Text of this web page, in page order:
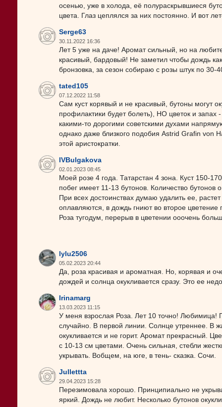
осенью, уже в холода, её полураскрывшиеся
цвета. Глаз цеплялся за них постоянно. И вот
Serge63
30.11.2022 16:36
Лет 5 уже на даче! Аромат сильный, но на
красивый, бардовый! Не заметил чтобы дождь
бронзовка, за сезон собираю с розы штук по 30-
tated105
07.12.2022 11:58
Сам куст корявый и не красивый, бутоны могут
профилактики будет болеть), НО цветок и
какими-то дорогими советскими духами
однако даже близкого подобия Astrid Grafin von
этой аристократки.
IVBulgakova
02.01.2023 08:45
Моей розе 4 года. Татарстан 4 зона. Куст 150-
побег имеет 11-13 бутонов. Количество
При всех достоинствах думаю удалить ее,
оплавляются, в дождь гниют во второе
Роза тугодум, перерыв в цветении ооочень
lylu2506
05.02.2023 20:44
Да, роза красивая и ароматная. Но, корявая и
дождей и солнца окукливается сразу. Это ее
Irinamarg
13.03.2023 11:15
У меня взрослая Роза. Лет 10 точно! Любимица!
случайно. В первой линии. Солнце утреннее. В
окукливается и не горит. Аромат прекрасный.
с 10-13 см цветами. Очень сильная, стебли
укрывать. Вобщем, на юге, в тень- сказка. Сочи.
Jullettta
29.04.2023 15:28
Перезимовала хорошо. Принципиально не
яркий. Дождь не любит. Несколько бутонов